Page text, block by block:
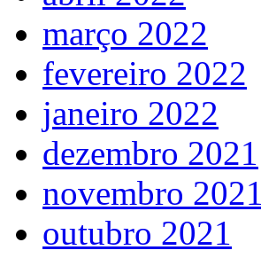
março 2022
fevereiro 2022
janeiro 2022
dezembro 2021
novembro 2021
outubro 2021